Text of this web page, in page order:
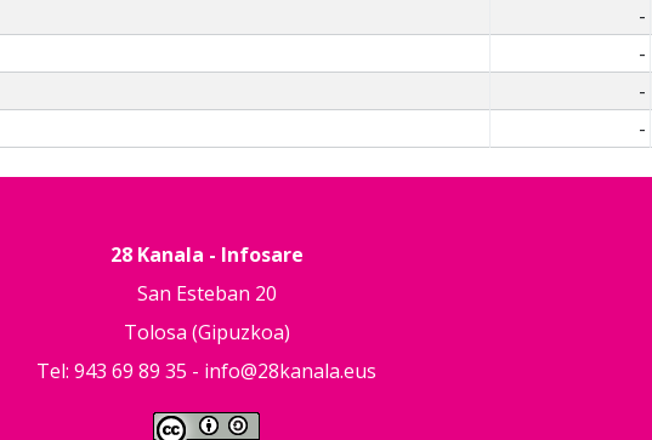
-
-
-
-
28 Kanala - Infosare
San Esteban 20
Tolosa (Gipuzkoa)
Tel: 943 69 89 35 - info@28kanala.eus